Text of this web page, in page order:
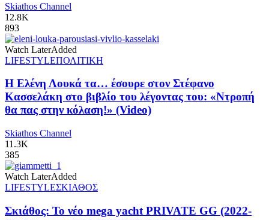
Skiathos Channel
12.8K
893
Watch LaterAdded
LIFESTYLEΠΟΛΙΤΙΚΗ
Η Ελένη Λουκά τα… έσουρε στον Στέφανο
Κασσελάκη στο βιβλίο του λέγοντας του: «Ντροπή
θα πας στην κόλαση!» (Video)
Skiathos Channel
11.3K
385
Watch LaterAdded
LIFESTYLEΣΚΙΑΘΟΣ
Σκιάθος: Το νέο mega yacht PRIVATE GG (2022-